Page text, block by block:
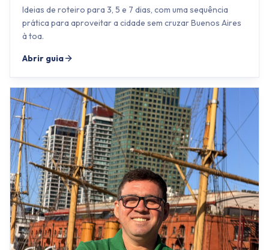
Ideias de roteiro para 3, 5 e 7 dias, com uma sequência
prática para aproveitar a cidade sem cruzar Buenos Aires
à toa.
Abrir guia